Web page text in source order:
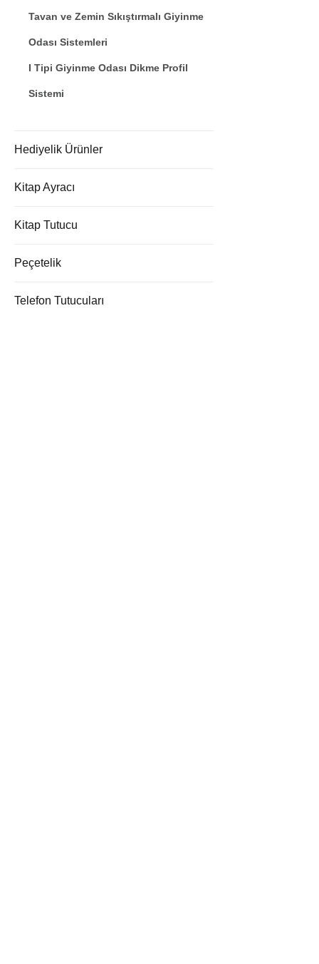
Tavan ve Zemin Sıkıştırmalı Giyinme
Odası Sistemleri
I Tipi Giyinme Odası Dikme Profil
Sistemi
Hediyelik Ürünler
Kitap Ayracı
Kitap Tutucu
Peçetelik
Telefon Tutucuları